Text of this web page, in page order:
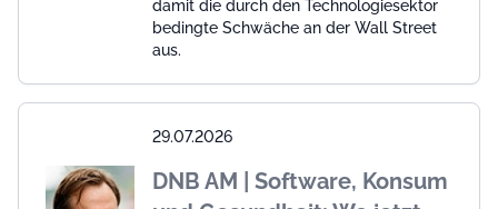
damit die durch den Technologiesektor
bedingte Schwäche an der Wall Street
aus.
29.07.2026
DNB AM | Software, Konsum